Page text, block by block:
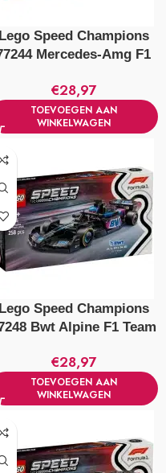
Lego Speed Champions
Mercedes-Amg F1
€28,97
TOEVOEGEN AAN
WINKELWAGEN
Lego Speed Champions
Bwt Alpine F1 Team
€28,97
TOEVOEGEN AAN
WINKELWAGEN